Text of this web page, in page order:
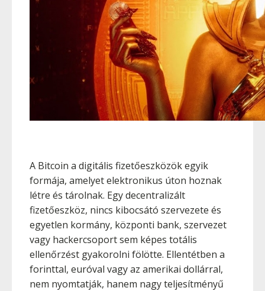
A Bitcoin a digitális fizetőeszközök egyik
formája, amelyet elektronikus úton hoznak
létre és tárolnak. Egy decentralizált
fizetőeszköz, nincs kibocsátó szervezete és
egyetlen kormány, központi bank, szervezet
vagy hackercsoport sem képes totális
ellenőrzést gyakorolni fölötte. Ellentétben a
forinttal, euróval vagy az amerikai dollárral,
nem nyomtatják, hanem nagy teljesítményű